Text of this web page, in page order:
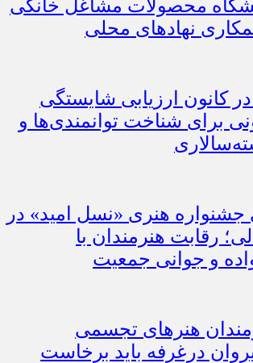
محصولات مشاغل خانگی
نهادهای محلی
کانون ارزیابی شایستگی
برای شناخت توانمندی‌ها و
جشنواره هنری «نسل امید» در
رقابت هنرمندان با
و جوانی جمعیت
هنرهای تجسمی
درغرفه باید برخاست